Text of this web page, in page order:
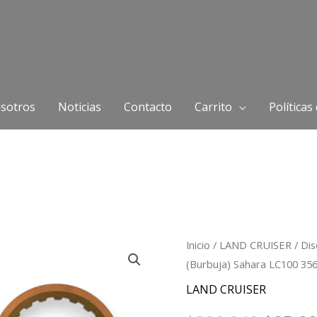
Noticias Contacto Carrito Políticas
Inicio / LAND CRUISER /
(Burbuja) Sahara LC100
LAND CRUISER
El
precio
Discos
de
caja